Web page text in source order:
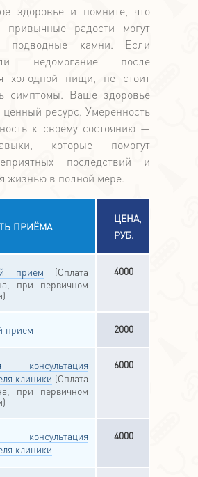
здоровье и помните, что
радости могут
подводные камни. Если
недомогание после
холодной пищи, не стоит
симптомы. Ваше здоровье
ресурс. Умеренность
к своему состоянию —
которые помогут
последствий и
жизнью в полной мере.
ПРИЁМА
ЦЕНА,
РУБ.
прием (Оплата
при первичном
4000
прием 2000
консультация
клиники (Оплата
при первичном
6000
консультация
клиники
4000